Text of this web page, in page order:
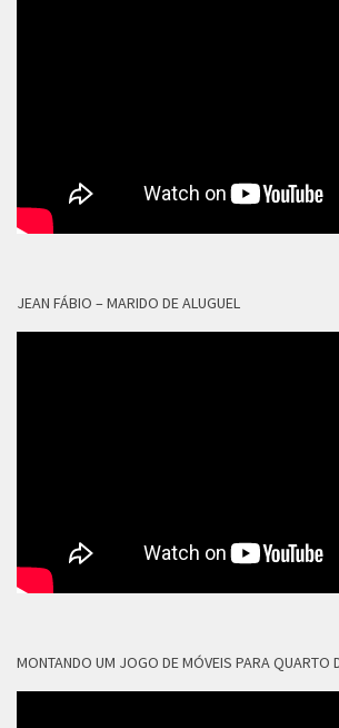
JEAN FÁBIO – MARIDO DE ALUGUEL
MONTANDO UM JOGO DE MÓVEIS PARA QUARTO